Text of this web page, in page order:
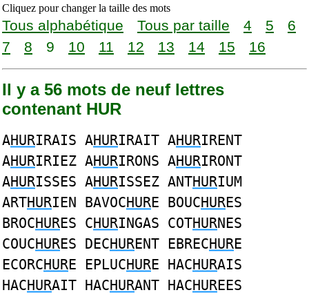
Cliquez pour changer la taille des mots
Tous alphabétique Tous par taille 4 5
6
7
8 9 10 11 12 13 14 15 16
Il y a 56 mots de neuf lettres
contenant HUR
AHURIRAIS AHURIRAIT AHURIRENT
AHURIRIEZ AHURIRONS AHURIRONT
AHURISSES AHURISSEZ ANTHURIUM
ARTHURIEN BAVOCHURE BOUCHURES
BROCHURES CHURINGAS COTHURNES
COUCHURES DECHURENT EBRECHURE
ECORCHURE EPLUCHURE HACHURAIS
HACHURAIT HACHURANT HACHUREES